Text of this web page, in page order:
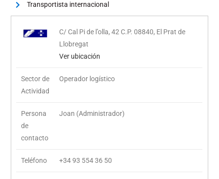
Transportista internacional
C/ Cal Pi de l’olla, 42 C.P. 08840, El Prat de
Llobregat
Ver ubicación
Sector de
Actividad
Operador logístico
Persona
de
contacto
Joan (Administrador)
Teléfono +34 93 554 36 50